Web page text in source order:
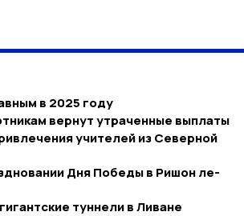
в 2025 году
вернут утраченные выплаты
учителей из Северной
Дня Победы в Ришон ле-
туннели в Ливане